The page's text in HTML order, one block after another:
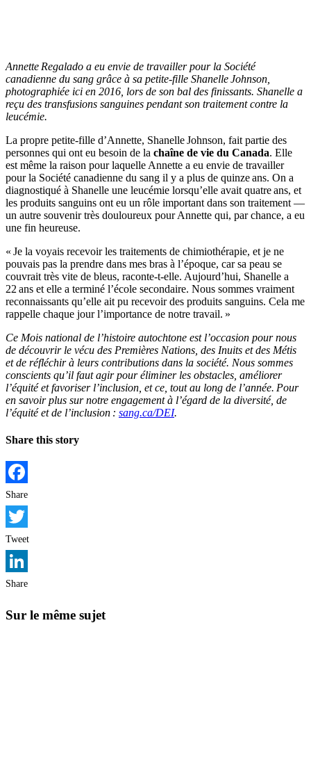
Annette Regalado a eu envie de travailler pour la Société
canadienne du sang grâce à sa petite-fille Shanelle Johnson,
photographiée ici en 2016, lors de son bal des finissants. Shanelle a
reçu des transfusions sanguines pendant son traitement contre la
leucémie.
La propre petite-fille d’Annette, Shanelle Johnson, fait partie des
personnes qui ont eu besoin de la chaîne de vie du Canada. Elle
est même la raison pour laquelle Annette a eu envie de travailler
pour la Société canadienne du sang il y a plus de quinze ans. On a
diagnostiqué à Shanelle une leucémie lorsqu’elle avait quatre ans, et
les produits sanguins ont eu un rôle important dans son traitement —
un autre souvenir très douloureux pour Annette qui, par chance, a eu
une fin heureuse.
« Je la voyais recevoir les traitements de chimiothérapie, et je ne
pouvais pas la prendre dans mes bras à l’époque, car sa peau se
couvrait très vite de bleus, raconte-t-elle. Aujourd’hui, Shanelle a
22 ans et elle a terminé l’école secondaire. Nous sommes vraiment
reconnaissants qu’elle ait pu recevoir des produits sanguins. Cela me
rappelle chaque jour l’importance de notre travail. »
Ce Mois national de l’histoire autochtone est l’occasion pour nous
de découvrir le vécu des Premières Nations, des Inuits et des Métis
et de réfléchir à leurs contributions dans la société. Nous sommes
conscients qu’il faut agir pour éliminer les obstacles, améliorer
l’équité et favoriser l’inclusion, et ce, tout au long de l’année. Pour
en savoir plus sur notre engagement à l’égard de la diversité, de
l’équité et de l’inclusion : sang.ca/DEI.
Share this story
Facebook
Share
Twitter
Tweet
LinkedIn
Share
Sur le même sujet